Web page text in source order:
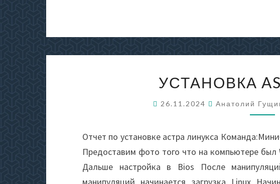
УСТАНОВКА
26.11.2024 Анатолий
Отчет по установке астра линукса
Предоставим фото того что на компьютере
Дальше настройка в Bios После